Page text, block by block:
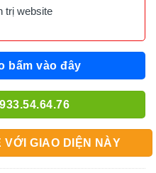
trị website
bấm vào đây
GIAO DIỆN NÀY